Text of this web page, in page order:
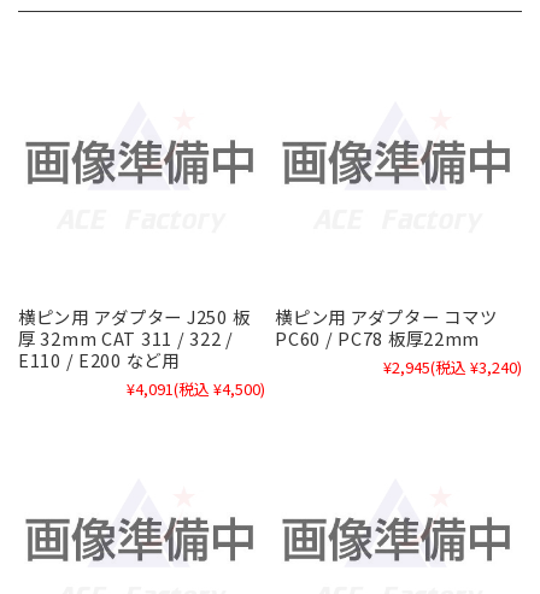
横ピン用 アダプター J250 板
厚 32mm CAT 311 / 322 /
E110 / E200 など用
¥4,091(税込 ¥4,500)
横ピン用 アダプター コマツ
PC60 / PC78 板厚22mm
¥2,945(税込 ¥3,240)